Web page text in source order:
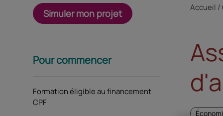
Accueil
Simuler mon projet
Pour commencer
Formation éligible au financement
CPF